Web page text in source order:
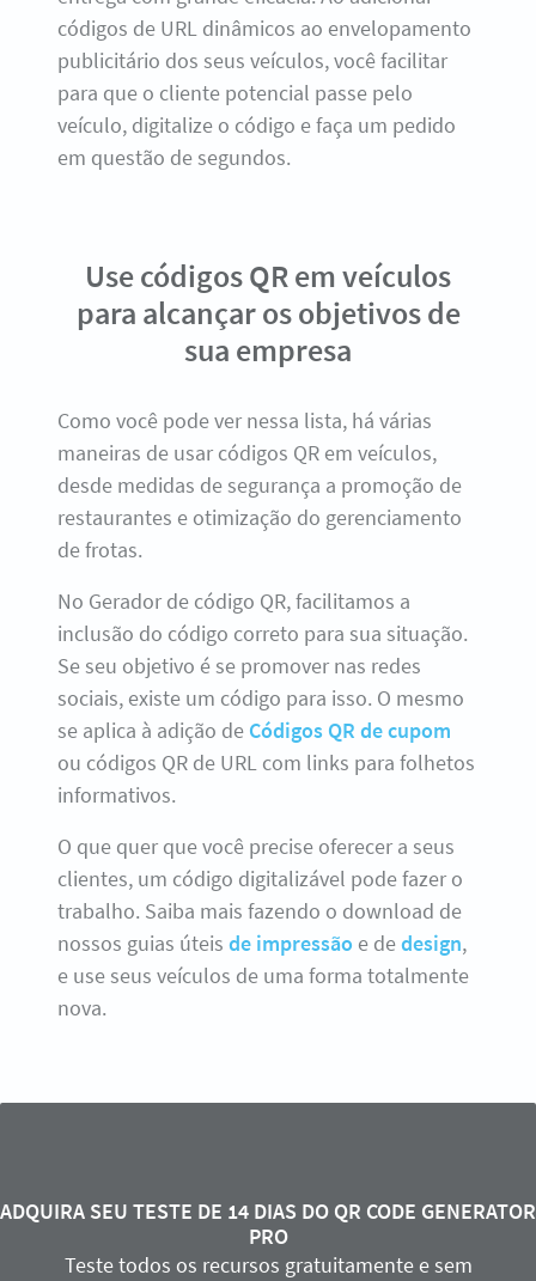
códigos de URL dinâmicos ao envelopamento
publicitário dos seus veículos, você facilitar
para que o cliente potencial passe pelo
veículo, digitalize o código e faça um pedido
em questão de segundos.
Use códigos QR em veículos
para alcançar os objetivos de
sua empresa
Como você pode ver nessa lista, há várias
maneiras de usar códigos QR em veículos,
desde medidas de segurança a promoção de
restaurantes e otimização do gerenciamento
de frotas.
No Gerador de código QR, facilitamos a
inclusão do código correto para sua situação.
Se seu objetivo é se promover nas redes
sociais, existe um código para isso. O mesmo
se aplica à adição de Códigos QR de cupom
ou códigos QR de URL com links para folhetos
informativos.
O que quer que você precise oferecer a seus
clientes, um código digitalizável pode fazer o
trabalho. Saiba mais fazendo o download de
nossos guias úteis de impressão e dedesign,
e use seus veículos de uma forma totalmente
nova.
ADQUIRA SEU TESTE DE 14 DIAS DO QR CODE GENERATOR
PRO
Teste todos os recursos gratuitamente e sem